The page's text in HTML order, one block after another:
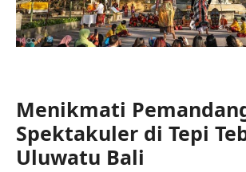
Menikmati
Spektakuler di Tepi
Uluwatu Bali